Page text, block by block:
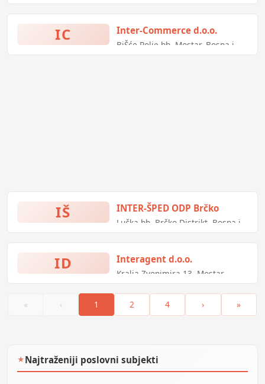
IC Inter-Commerce d.o.o.
BiŠće Polje bb, Mostar, Bosna i
IŠ INTER-ŠPED ODP Brčko
Lučka bb, Brčko Distrikt, Bosna i
ID Interagent d.o.o.
Kralja Zvonimira 13, Mostar,
«
‹ 1 2 4 › »
★Najtraženiji poslovni subjekti